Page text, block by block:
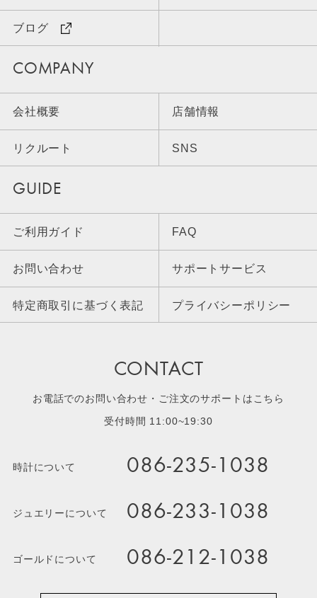
ブログ
COMPANY
会社概要 店舗情報
リクルート SNS
GUIDE
ご利用ガイド FAQ
お問い合わせ サポートサービス
特定商取引に基づく表記 プライバシーポリシー
CONTACT
お電話でのお問い合わせ・ご注文のサポートはこちら
受付時間 11:00~19:30
時計について 086-235-1038
ジュエリーについて 086-233-1038
ゴールドについて 086-212-1038